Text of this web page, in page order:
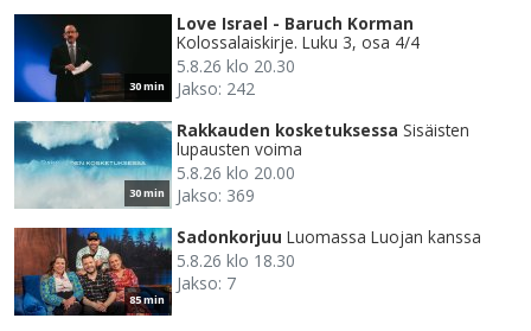
30 min
Love Israel - Baruch Korman
Kolossalaiskirje. Luku 3, osa 4/4
5.8.26 klo 20.30
Jakso: 242
30 min
Rakkauden kosketuksessa Sisäisten
lupausten voima
5.8.26 klo 20.00
Jakso: 369
85 min
Sadonkorjuu Luomassa Luojan kanssa
5.8.26 klo 18.30
Jakso: 7